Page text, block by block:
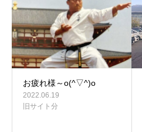
お疲れ様～o(^▽^)o
2022.06.19
旧サイト分